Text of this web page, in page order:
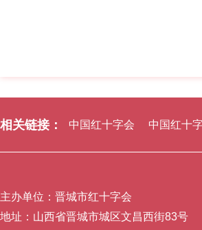
相关链接： 中国红十字会 中国红十
主办单位：晋城市红十字会
地址：山西省晋城市城区文昌西街83号